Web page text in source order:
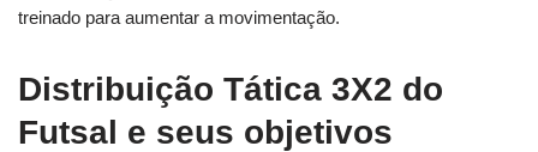
treinado para aumentar a movimentação.
Distribuição Tática 3X2 do
Futsal e seus objetivos